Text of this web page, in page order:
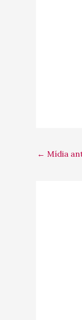
← Mídia